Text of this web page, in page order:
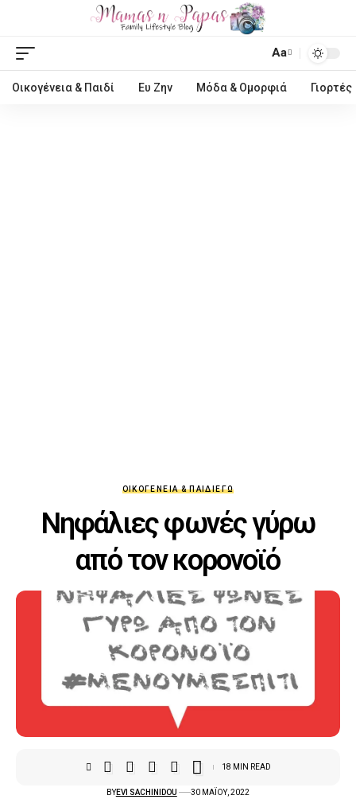
Aa
Οικογένεια & Παιδί Ευ Ζην Μόδα & Ομορφιά Γιορτές
ΟΙΚΟΓΈΝΕΙΑ & ΠΑΙΔΊΕΓΏ
Νηφάλιες φωνές γύρω
από τον κορονοϊό
BYEVI SACHINIDOU 30 ΜΑΪ́ΟΥ, 2022
18 MIN READ